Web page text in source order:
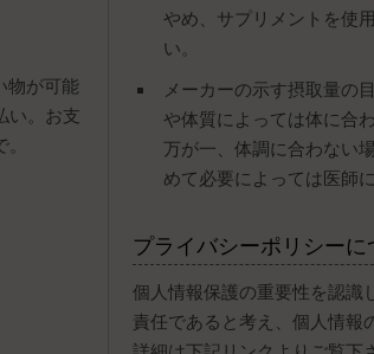
物が可能
い。お支
やめ、サプリメントを使
い。
メーカーの示す摂取量の
や体質によっては体に合
万が一、体調に合わない
めて必要によっては医師
プライバシーポリシーに
個人情報保護の重要性を認識
責任であると考え、個人情報